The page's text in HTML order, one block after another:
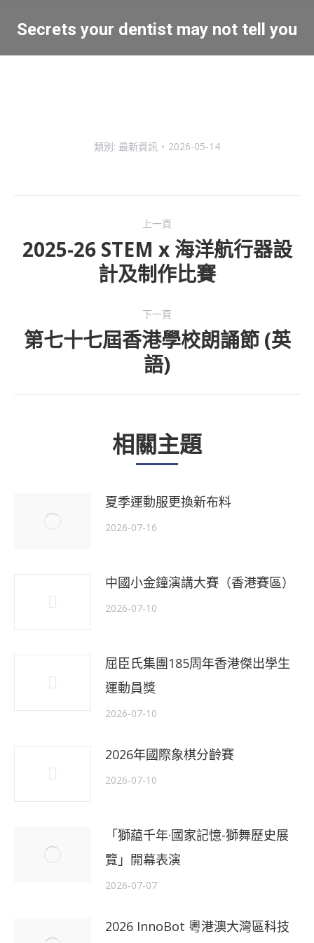
Secrets your dentist may not tell you
You are here:
類別: 最新資訊 2026-05-14
navigation
上一頁
Previous
post:
2025-26 STEM x 海洋航行器設
計及制作比賽
下一頁
下
一
題
第七十七屆香港學校朗誦節 (英
語)
相關主題
夏季運動服更換新布料
2026-07-16
中國小金鐘演講大賽（香港賽區）
2026-07-10
屈臣氏集團185周年香港傑出學生
運動員獎
2026-07-10
2026年國際象棋分齡賽
2026-07-10
「獅藴千年·國家記憶-獅舞歷史展
覽」開幕表演
2026-07-07
2026 InnoBot 粵港澳大灣區科技